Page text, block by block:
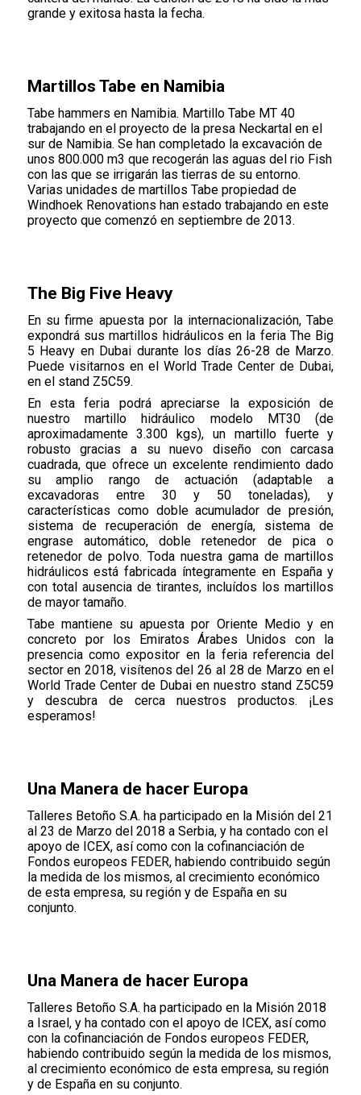
grande y exitosa hasta la fecha.
Martillos Tabe en Namibia
Tabe hammers en Namibia. Martillo Tabe MT 40
trabajando en el proyecto de la presa Neckartal en el
sur de Namibia. Se han completado la excavación de
unos 800.000 m3 que recogerán las aguas del rio Fish
con las que se irrigarán las tierras de su entorno.
Varias unidades de martillos Tabe propiedad de
Windhoek Renovations han estado trabajando en este
proyecto que comenzó en septiembre de 2013.
The Big Five Heavy
En su firme apuesta por la internacionalización, Tabe
expondrá sus martillos hidráulicos en la feria The Big
5 Heavy en Dubai durante los días 26-28 de Marzo.
Puede visitarnos en el World Trade Center de Dubai,
en el stand Z5C59.
En esta feria podrá apreciarse la exposición de
nuestro martillo hidráulico modelo MT30 (de
aproximadamente 3.300 kgs), un martillo fuerte y
robusto gracias a su nuevo diseño con carcasa
cuadrada, que ofrece un excelente rendimiento dado
su amplio rango de actuación (adaptable a
excavadoras entre 30 y 50 toneladas), y
características como doble acumulador de presión,
sistema de recuperación de energía, sistema de
engrase automático, doble retenedor de pica o
retenedor de polvo. Toda nuestra gama de martillos
hidráulicos está fabricada íntegramente en España y
con total ausencia de tirantes, incluídos los martillos
de mayor tamaño.
Tabe mantiene su apuesta por Oriente Medio y en
concreto por los Emiratos Árabes Unidos con la
presencia como expositor en la feria referencia del
sector en 2018, visítenos del 26 al 28 de Marzo en el
World Trade Center de Dubai en nuestro stand Z5C59
y descubra de cerca nuestros productos. ¡Les
esperamos!
Una Manera de hacer Europa
Talleres Betoño S.A. ha participado en la Misión del 21
al 23 de Marzo del 2018 a Serbia, y ha contado con el
apoyo de ICEX, así como con la cofinanciación de
Fondos europeos FEDER, habiendo contribuido según
la medida de los mismos, al crecimiento económico
de esta empresa, su región y de España en su
conjunto.
Una Manera de hacer Europa
Talleres Betoño S.A. ha participado en la Misión 2018
a Israel, y ha contado con el apoyo de ICEX, así como
con la cofinanciación de Fondos europeos FEDER,
habiendo contribuido según la medida de los mismos,
al crecimiento económico de esta empresa, su región
y de España en su conjunto.